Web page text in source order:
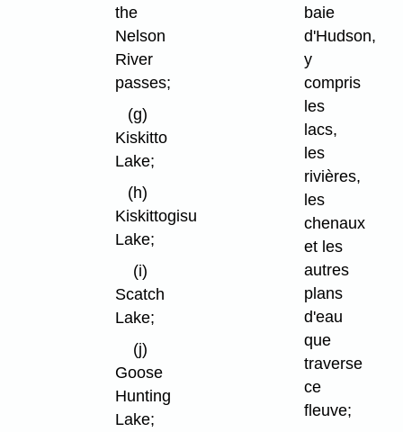
the
Nelson
River
passes;
(g)
Kiskitto
Lake;
(h)
Kiskittogisu
Lake;
(i)
Scatch
Lake;
(j)
Goose
Hunting
Lake;
baie
d'Hudson,
y
compris
les
lacs,
les
rivières,
les
chenaux
et les
autres
plans
d'eau
que
traverse
ce
fleuve;